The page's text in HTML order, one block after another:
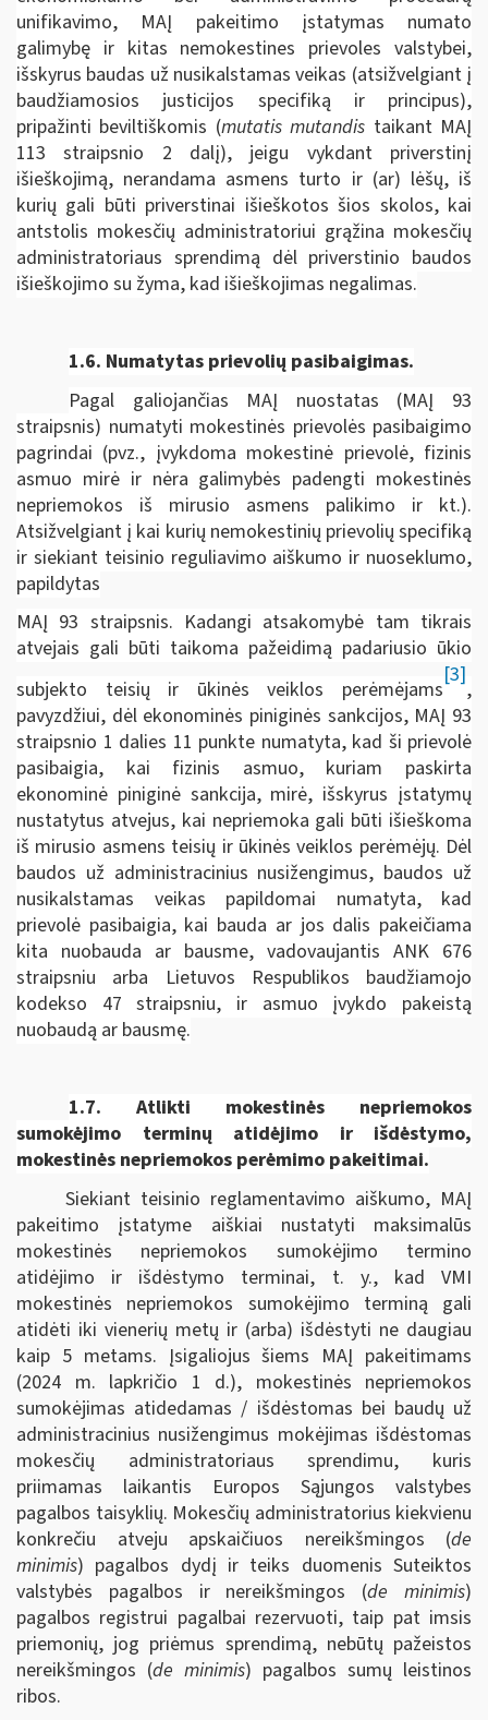
unifikavimo, MAĮ pakeitimo įstatymas numato
galimybę ir kitas nemokestines prievoles valstybei,
išskyrus baudas už nusikalstamas veikas (atsižvelgiant į
baudžiamosios justicijos specifiką ir principus),
pripažinti beviltiškomis (mutatis mutandis taikant MAĮ
113 straipsnio 2 dalį), jeigu vykdant priverstinį
išieškojimą, nerandama asmens turto ir (ar) lėšų, iš
kurių gali būti priverstinai išieškotos šios skolos, kai
antstolis mokesčių administratoriui grąžina mokesčių
administratoriaus sprendimą dėl priverstinio baudos
išieškojimo su žyma, kad išieškojimas negalimas.
1.6. Numatytas prievolių pasibaigimas.
Pagal galiojančias MAĮ nuostatas (MAĮ 93
straipsnis) numatyti mokestinės prievolės pasibaigimo
pagrindai (pvz., įvykdoma mokestinė prievolė, fizinis
asmuo mirė ir nėra galimybės padengti mokestinės
nepriemokos iš mirusio asmens palikimo ir kt.).
Atsižvelgiant į kai kurių nemokestinių prievolių specifiką
ir siekiant teisinio reguliavimo aiškumo ir nuoseklumo,
papildytas
MAĮ 93 straipsnis. Kadangi atsakomybė tam tikrais
atvejais gali būti taikoma pažeidimą padariusio ūkio
subjekto teisių ir ūkinės veiklos perėmėjams
[3]
,
pavyzdžiui, dėl ekonominės piniginės sankcijos, MAĮ 93
straipsnio 1 dalies 11 punkte numatyta, kad ši prievolė
pasibaigia, kai fizinis asmuo, kuriam paskirta
ekonominė piniginė sankcija, mirė, išskyrus įstatymų
nustatytus atvejus, kai nepriemoka gali būti išieškoma
iš mirusio asmens teisių ir ūkinės veiklos perėmėjų. Dėl
baudos už administracinius nusižengimus, baudos už
nusikalstamas veikas papildomai numatyta, kad
prievolė pasibaigia, kai bauda ar jos dalis pakeičiama
kita nuobauda ar bausme, vadovaujantis ANK 676
straipsniu arba Lietuvos Respublikos baudžiamojo
kodekso 47 straipsniu, ir asmuo įvykdo pakeistą
nuobaudą ar bausmę.
1.7.
Atlikti mokestinės nepriemokos
sumokėjimo terminų atidėjimo ir išdėstymo,
mokestinės nepriemokos perėmimo pakeitimai.
Siekiant teisinio reglamentavimo aiškumo, MAĮ
pakeitimo įstatyme aiškiai nustatyti maksimalūs
mokestinės nepriemokos sumokėjimo termino
atidėjimo ir išdėstymo terminai, t. y., kad VMI
mokestinės nepriemokos sumokėjimo terminą gali
atidėti iki vienerių metų ir (arba) išdėstyti ne daugiau
kaip 5 metams. Įsigaliojus šiems MAĮ pakeitimams
(2024 m. lapkričio 1 d.), mokestinės nepriemokos
sumokėjimas atidedamas / išdėstomas bei baudų už
administracinius nusižengimus mokėjimas išdėstomas
mokesčių administratoriaus sprendimu, kuris
priimamas laikantis Europos Sąjungos valstybes
pagalbos taisyklių. Mokesčių administratorius kiekvienu
konkrečiu atveju apskaičiuos nereikšmingos (de
minimis) pagalbos dydį ir teiks duomenis Suteiktos
valstybės pagalbos ir nereikšmingos (de minimis)
pagalbos registrui pagalbai rezervuoti, taip pat imsis
priemonių, jog priėmus sprendimą, nebūtų pažeistos
nereikšmingos (de minimis) pagalbos sumų leistinos
ribos.